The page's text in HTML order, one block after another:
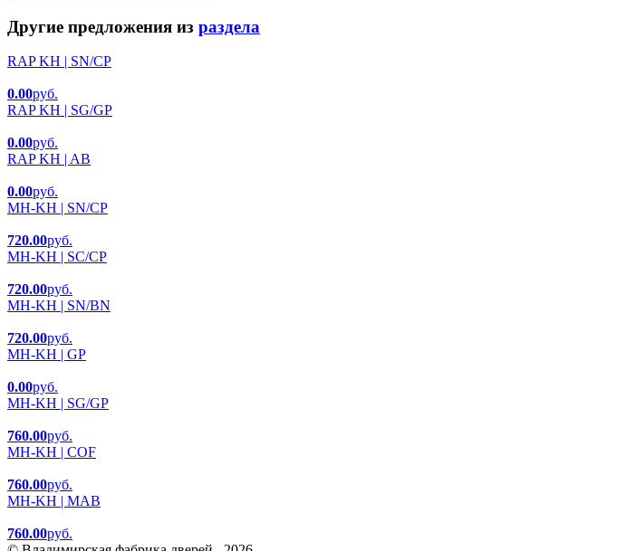
Другие предложения из раздела
RAP KH | SN/CP
0.00руб.
RAP KH | SG/GP
0.00руб.
RAP KH | AB
0.00руб.
MH-KH | SN/CP
720.00руб.
MH-KH | SC/CP
720.00руб.
MH-KH | SN/BN
720.00руб.
MH-KH | GP
0.00руб.
MH-KH | SG/GP
760.00руб.
MH-KH | COF
760.00руб.
MH-KH | MAB
760.00руб.